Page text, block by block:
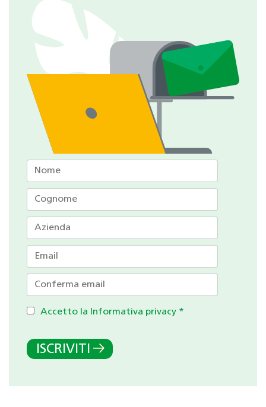
Accetto la Informativa privacy *
ISCRIVITI